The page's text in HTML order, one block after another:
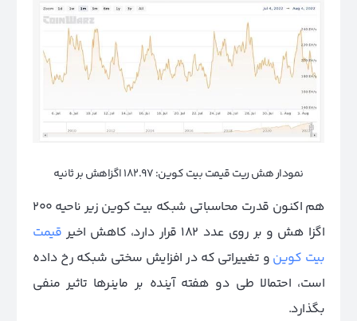
نمودار هش ریت قیمت بیت کوین: 182.97 اگزاهش بر ثانیه
هم اکنون قدرت محاسباتی شبکه بیت کوین زیر ناحیه ۲۰۰
اگزا هش و بر روی عدد ۱۸۲ قرار دارد، کاهش اخیر
قیمت
بیت کوین و تغییراتی که در افزایش سختی شبکه رخ داده
است، احتمالا طی دو هفته آینده بر ماینرها تاثیر منفی
بگذارد.